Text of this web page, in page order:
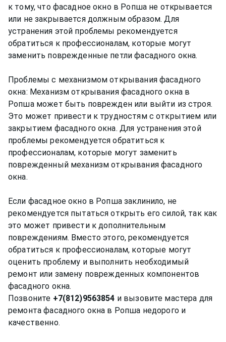
к тому, что фасадное окно в Ропша не открывается
или не закрывается должным образом. Для
устранения этой проблемы рекомендуется
обратиться к профессионалам, которые могут
заменить поврежденные петли фасадного окна.
Проблемы с механизмом открывания фасадного
окна: Механизм открывания фасадного окна в
Ропша может быть поврежден или выйти из строя.
Это может привести к трудностям с открытием или
закрытием фасадного окна. Для устранения этой
проблемы рекомендуется обратиться к
профессионалам, которые могут заменить
поврежденный механизм открывания фасадного
окна.
Если фасадное окно в Ропша заклинило, не
рекомендуется пытаться открыть его силой, так как
это может привести к дополнительным
повреждениям. Вместо этого, рекомендуется
обратиться к профессионалам, которые могут
оценить проблему и выполнить необходимый
ремонт или замену поврежденных компонентов
фасадного окна.
Позвоните +7(812)9563854 и вызовите мастера для
ремонта фасадного окна в Ропша недорого и